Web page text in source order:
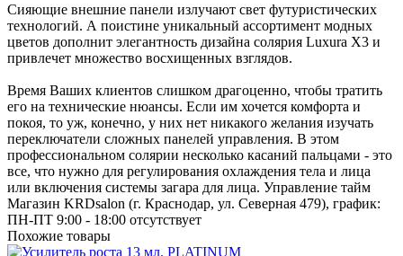
Сияющие внешние панели излучают свет футуристических
технологий. А поистине уникальный ассортимент модных
цветов дополнит элегантность дизайна солярия Luxura X3 и
привлечет множество восхищенных взглядов.
Время Ваших клиентов слишком драгоценно, чтобы тратить
его на технические нюансы. Если им хочется комфорта и
покоя, то уж, конечно, у них нет никакого желания изучать
переключатели сложных панелей управления. В этом
профессиональном солярии несколько касаний пальцами - это
все, что нужно для регулирования охлаждения тела и лица
или включения системы загара для лица. Управление тайм
Магазин KRDsalon (г. Краснодар, ул. Северная 479), график:
ПН-ПТ 9:00 - 18:00 отсутствует
Похожие товары